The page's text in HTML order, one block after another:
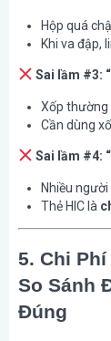
Hộp quá
Khi va đập,
Sai lầm #3:
Xốp
Cần dùng
Sai lầm #4:
Nhiều
Thẻ HIC là
5. Chi
So Sánh
Đúng